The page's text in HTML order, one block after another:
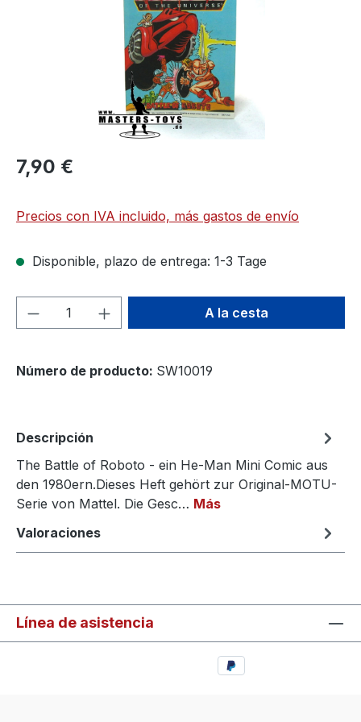
7,90 €
Precios con IVA incluido, más gastos de envío
Disponible, plazo de entrega: 1-3 Tage
Cantidad del producto: introduce la
A la cesta
Número de producto: SW10019
Descripción
The Battle of Roboto - ein He-Man Mini Comic aus
den 1980ern.Dieses Heft gehört zur Original-MOTU-
Serie von Mattel. Die Gesc… Más
Valoraciones
Línea de asistencia